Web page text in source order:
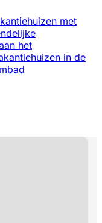
met
het
in de